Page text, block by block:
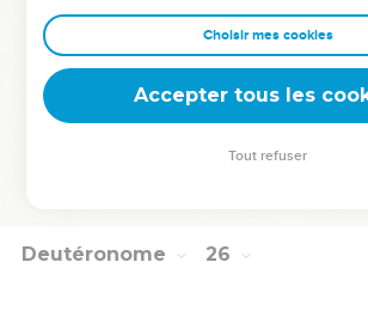
sans aucune crainte de Dieu, est tombé
sur tous ceux qui se traînaient les
étais toi-même fatigué et épuisé.
Lorsque l'Eternel, ton Dieu, t’aura
ennemis qui t'entourent et t'accordera du
Deutéronome 26
Choisir mes cookies
Accepter tous les
Tout refuser